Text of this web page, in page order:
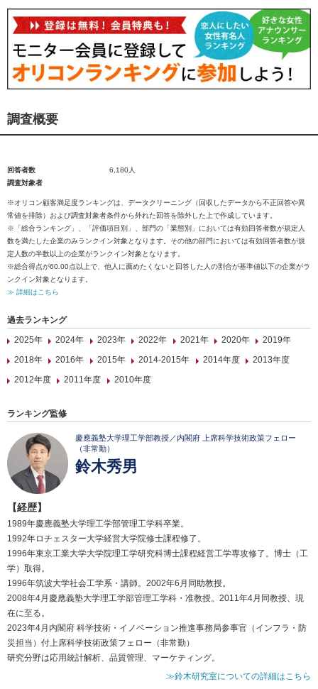
調査概要
回答者数
6,180人
調査対象者
※オリコン顧客満足度ランキングは、データクリーニング（回収したデータから不正回答や異
常値を排除）および調査対象者条件から外れた回答を除外した上で作成しています。
※「総合ランキング」、「評価項目別」、部門の「業態別」においては有効回答者数が規定人
数を満たした企業のみランクイン対象となります。その他の部門においては有効回答者数が規
定人数の半数以上の企業がランクイン対象となります。
※総合得点が60.00点以上で、他人に薦めたくないと回答した人の割合が基準値以下の企業がラ
ンクイン対象となります。
≫ 詳細はこちら
過去ランキング
2025年
2024年 2023年 2022年 2021年 2020年
2019年
2018年
2016年 2015年 2014-2015年 2014年度
2013年度
2012年度
2011年度 2010年度
ランキング監修
慶應義塾大学理工学部教授／内閣府 上席科学技術政策フェロー
（非常勤）
鈴木秀男
【経歴】
1989年慶應義塾大学理工学部管理工学科卒業。
1992年ロチェスター大学経営大学院修士課程修了。
1996年東京工業大学大学院理工学研究科博士課程経営工学専攻修了。博士（工
学）取得。
1996年筑波大学社会工学系・講師。2002年6月同助教授。
2008年4月慶應義塾大学理工学部管理工学科・准教授。2011年4月同教授、現
在に至る。
2023年4月内閣府 科学技術・イノベーション推進事務局参事官（インフラ・防
災担当）付上席科学技術政策フェロー（非常勤）
研究分野は応用統計解析、品質管理、マーケティング。
≫鈴木研究室についての詳細はこちら